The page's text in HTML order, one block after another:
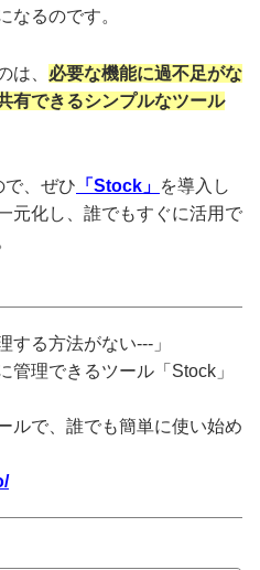
なるのです。
は、 必要な機能に過不足がな
有できるシンプルなツール
で、ぜひ 「Stock」 を導入し
元化し、誰でもすぐに活用で
する方法がない---」
管理できるツール「Stock」
ルで、誰でも簡単に使い始め